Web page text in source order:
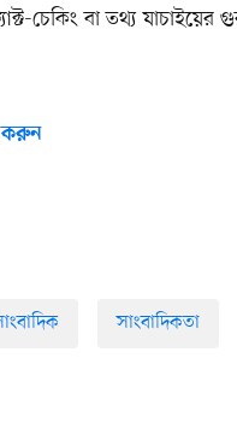
চেকিং বা তথ্য যাচাইয়ের
করুন
সাংবাদিকতা